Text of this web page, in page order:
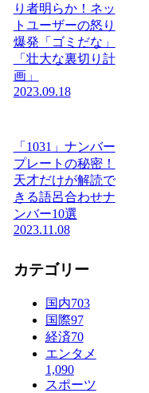
り者明らか！ネッ
トユーザーの怒り
爆発「ゴミだな」
「壮大な裏切り計
画」
2023.09.18
「1031」ナンバー
プレートの秘密！
天才だけが解読で
きる語呂合わせナ
ンバー10選
2023.11.08
カテゴリー
国内703
国際97
経済70
エンタメ
1,090
スポーツ